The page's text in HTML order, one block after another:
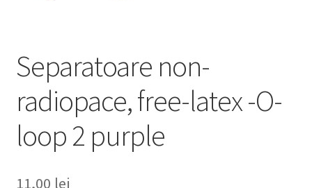
Separatoare non-
radiopace, free-latex -O-
loop 2 purple
11,00 lei